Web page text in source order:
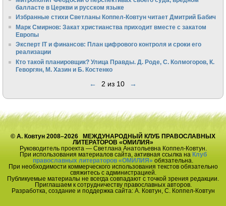
балласте в Церкви и русском языке
Избранные стихи Светланы Коппел-Ковтун читает Дмитрий Бабич
Марк Смирнов: Закат христианства приходит вместе с закатом
Европы
Эксперт IT и финансов: План цифрового контроля и сроки его
реализации
Кто такой планировщик? Улица Правды. Д. Роде, С. Колмогоров, К.
Геворгян, М. Хазин и Б. Костенко
← 2 из 10 →
© А. Ковтун 2008–2026 МЕЖДУНАРОДНЫЙ КЛУБ ПРАВОСЛАВНЫХ
ЛИТЕРАТОРОВ «ОМИЛИЯ»
Руководитель проекта — Светлана Анатольевна Коппел-Ковтун.
При использования материалов сайта, активная ссылка на Клуб
православных литераторов «ОМИЛИЯ» обязательна.
При необходимости коммерческого использования текстов обязательно
свяжитесь с администрацией.
Публикуемые материалы не всегда совпадают с точкой зрения редакции.
Приглашаем к сотрудничеству православных авторов.
Разработка, создание и поддержка сайта: А. Ковтун, С. Коппел-Ковтун